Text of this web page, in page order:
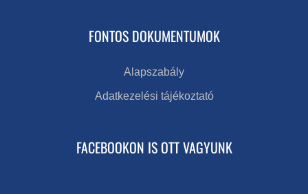
FONTOS DOKUMENTUMOK
Alapszabály
Adatkezelési tájékoztató
FACEBOOKON IS OTT VAGYUNK